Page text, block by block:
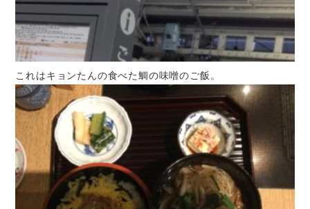
これはキョンたんの食べた鯛の味噌のご飯。